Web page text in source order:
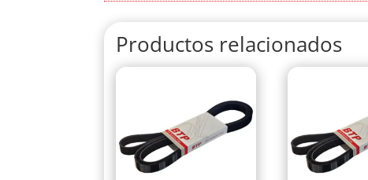
Productos relacionados